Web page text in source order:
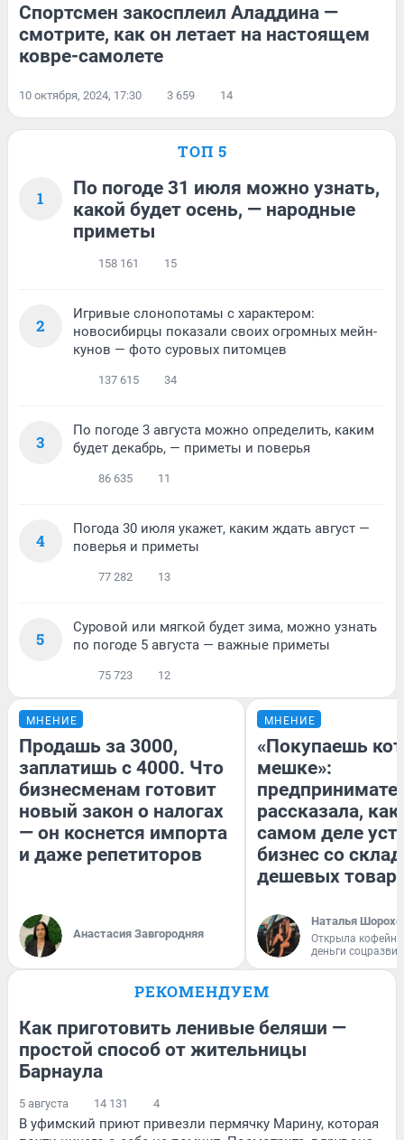
Спортсмен закосплеил Аладдина —
смотрите, как он летает на настоящем
ковре-самолете
10 октября, 2024, 17:30 3 659 14
ТОП 5
1
По погоде 31 июля можно узнать,
какой будет осень, — народные
приметы
158 161 15
2
Игривые слонопотамы с характером:
новосибирцы показали своих огромных мейн-
кунов — фото суровых питомцев
137 615 34
3
По погоде 3 августа можно определить, каким
будет декабрь, — приметы и поверья
86 635 11
4
Погода 30 июля укажет, каким ждать август —
поверья и приметы
77 282 13
5
Суровой или мягкой будет зима, можно узнать
по погоде 5 августа — важные приметы
75 723 12
МНЕНИЕ
Продашь за 3000,
заплатишь с 4000. Что
бизнесменам готовит
новый закон о налогах
— он коснется импорта
и даже репетиторов
Анастасия Завгородняя
МНЕНИЕ
«Покупаешь
мешке»:
рассказала, как
самом деле
бизнес со
дешевых
Наталья
Открыла
деньги
РЕКОМЕНДУЕМ
Как приготовить ленивые беляши —
простой способ от жительницы
Барнаула
5 августа 14 131 4
В уфимский приют привезли пермячку Марину, которая